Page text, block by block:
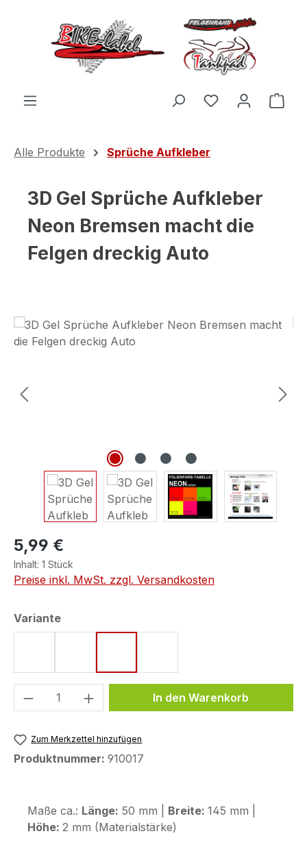
Zum Hauptinhalt springen
Du hast 0
Alle Produkte Sprüche Aufkleber
3D Gel Sprüche Aufkleber
Neon Bremsen macht die
Felgen dreckig Auto
Bildergalerie überspringen
5,99 €
Inhalt: 1 Stück
Preise inkl. MwSt. zzgl. Versandkosten
Varianteauswählen
Produkt Anzahl: Gib denIn den Warenkorb
Zum Merkzettel hinzufügen
Produktnummer: 910017
Maße ca.: Länge: 50 mm | Breite: 145 mm |
Höhe: 2 mm (Materialstärke)